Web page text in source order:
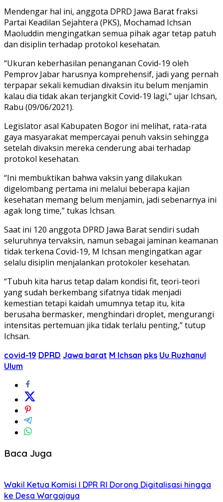
Mendengar hal ini, anggota DPRD Jawa Barat fraksi
Partai Keadilan Sejahtera (PKS), Mochamad Ichsan
Maoluddin mengingatkan semua pihak agar tetap patuh
dan disiplin terhadap protokol kesehatan.
“Ukuran keberhasilan penanganan Covid-19 oleh
Pemprov Jabar harusnya komprehensif, jadi yang pernah
terpapar sekali kemudian divaksin itu belum menjamin
kalau dia tidak akan terjangkit Covid-19 lagi,” ujar Ichsan,
Rabu (09/06/2021).
Legislator asal Kabupaten Bogor ini melihat, rata-rata
gaya masyarakat mempercayai penuh vaksin sehingga
setelah divaksin mereka cenderung abai terhadap
protokol kesehatan.
“Ini membuktikan bahwa vaksin yang dilakukan
digelombang pertama ini melalui beberapa kajian
kesehatan memang belum menjamin, jadi sebenarnya ini
agak long time,” tukas Ichsan.
Saat ini 120 anggota DPRD Jawa Barat sendiri sudah
seluruhnya tervaksin, namun sebagai jaminan keamanan
tidak terkena Covid-19, M Ichsan mengingatkan agar
selalu disiplin menjalankan protokoler kesehatan.
“Tubuh kita harus tetap dalam kondisi fit, teori-teori
yang sudah berkembang sifatnya tidak menjadi
kemestian tetapi kaidah umumnya tetap itu, kita
berusaha bermasker, menghindari droplet, mengurangi
intensitas pertemuan jika tidak terlalu penting,” tutup
Ichsan.
covid-19 DPRD Jawa barat M Ichsan pks Uu Ruzhanul
Ulum
Baca Juga
Wakil Ketua Komisi I DPR RI Dorong Digitalisasi hingga
ke Desa Wargajaya